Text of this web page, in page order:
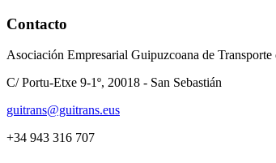
Contacto
Asociación Empresarial Guipuzcoana de
C/ Portu-Etxe 9-1º, 20018 - San Sebastián
guitrans@guitrans.eus
+34 943 316 707